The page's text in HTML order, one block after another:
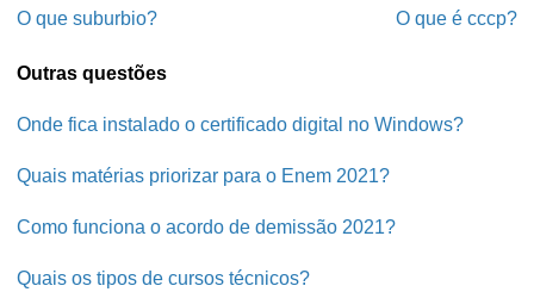
O que suburbio?
O que é cccp?
Outras questões
Onde fica instalado o certificado digital no Windows?
Quais matérias priorizar para o Enem 2021?
Como funciona o acordo de demissão 2021?
Quais os tipos de cursos técnicos?